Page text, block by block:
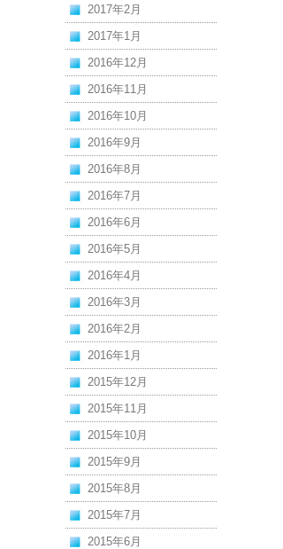
2017年2月
2017年1月
2016年12月
2016年11月
2016年10月
2016年9月
2016年8月
2016年7月
2016年6月
2016年5月
2016年4月
2016年3月
2016年2月
2016年1月
2015年12月
2015年11月
2015年10月
2015年9月
2015年8月
2015年7月
2015年6月